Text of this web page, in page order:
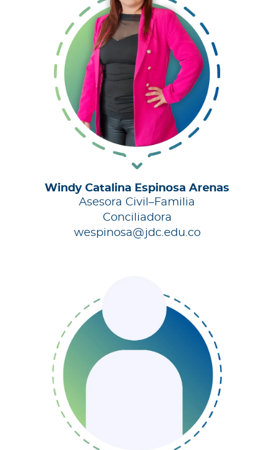
Windy Catalina Espinosa Arenas
Asesora Civil–Familia
Conciliadora
wespinosa@jdc.edu.co